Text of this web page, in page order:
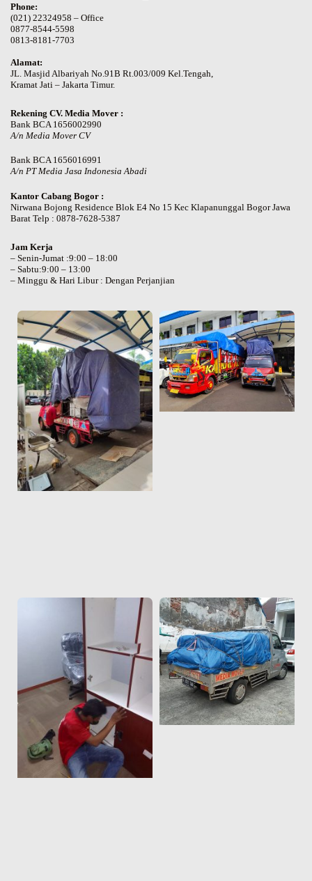
Phone:
(021) 22324958 – Office
0877-8544-5598
0813-8181-7703
Alamat:
JL. Masjid Albariyah No.91B Rt.003/009 Kel.Tengah,
Kramat Jati – Jakarta Timur.
Rekening CV. Media Mover :
Bank BCA 1656002990
A/n Media Mover CV
Bank BCA 1656016991
A/n PT Media Jasa Indonesia Abadi
Kantor Cabang Bogor :
Nirwana Bojong Residence Blok E4 No 15 Kec Klapanunggal Bogor Jawa
Barat Telp : 0878-7628-5387
Jam Kerja
– Senin-Jumat :9:00 – 18:00
– Sabtu:9:00 – 13:00
– Minggu & Hari Libur : Dengan Perjanjian